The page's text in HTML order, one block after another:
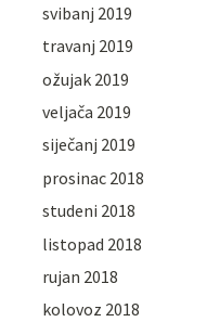
svibanj 2019
travanj 2019
ožujak 2019
veljača 2019
siječanj 2019
prosinac 2018
studeni 2018
listopad 2018
rujan 2018
kolovoz 2018